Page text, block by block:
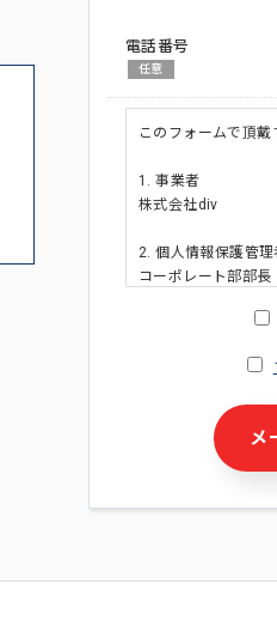
電話番号
任意
このフォームで頂
1. 事業者
株式会社div
2. 個人情報保護管理
コーポレート部部長
・ご請求された資
・本サービス及び
ビス又は商品等の
せん)の提供又はそ
メ